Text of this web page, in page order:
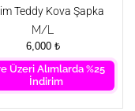
Teddy Kova Şapka
M/L
6,000 ₺
Üzeri Alımlarda %25
İndirim